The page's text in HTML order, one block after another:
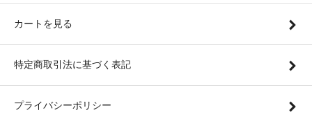
カートを見る
特定商取引法に基づく表記
プライバシーポリシー